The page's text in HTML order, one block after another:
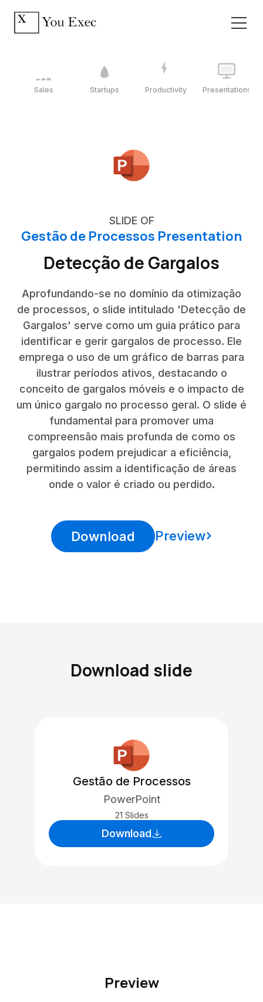
Sales Startups Productivity Presentations
SLIDE OF
Gestão de Processos Presentation
Detecção de Gargalos
Aprofundando-se no domínio da otimização
de processos, o slide intitulado 'Detecção de
Gargalos' serve como um guia prático para
identificar e gerir gargalos de processo. Ele
emprega o uso de um gráfico de barras para
ilustrar períodos ativos, destacando o
conceito de gargalos móveis e o impacto de
um único gargalo no processo geral. O slide é
fundamental para promover uma
compreensão mais profunda de como os
gargalos podem prejudicar a eficiência,
permitindo assim a identificação de áreas
onde o valor é criado ou perdido.
Download Preview
Download slide
Gestão de Processos
PowerPoint
21 Slides
Download
Preview